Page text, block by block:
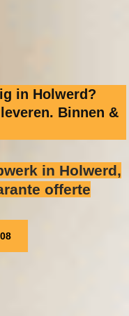
in Holwerd?
Binnen &
in Holwerd,
offerte